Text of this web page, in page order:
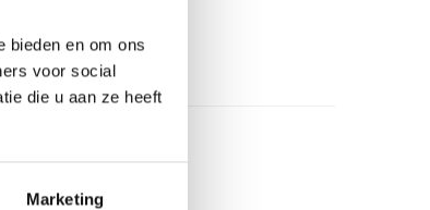
bieden en om ons
voor social
die u aan ze heeft
Marketing